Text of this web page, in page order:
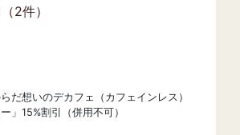
（2件）
だ想いのデカフェ（カフェインレス）
」15%割引（併用不可）